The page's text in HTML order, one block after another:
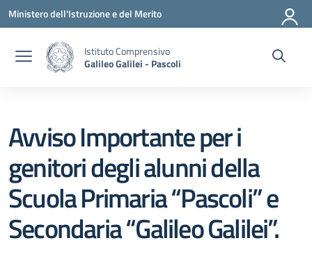
Vai ai contenuti
Vai al menu di navigazione
Vai al footer
Ministero dell'Istruzione e del Merito
Istituto Comprensivo
Galileo Galilei - Pascoli
Avviso Importante per i
genitori degli alunni della
Scuola Primaria “Pascoli” e
Secondaria “Galileo Galilei”.